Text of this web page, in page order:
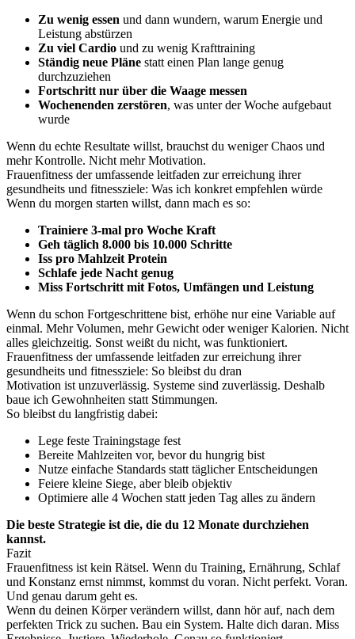
Zu wenig essen und dann wundern, warum Energie und
Leistung abstürzen
Zu viel Cardio und zu wenig Krafttraining
Ständig neue Pläne statt einen Plan lange genug
durchzuziehen
Fortschritt nur über die Waage messen
Wochenenden zerstören, was unter der Woche aufgebaut
wurde
Wenn du echte Resultate willst, brauchst du weniger Chaos und
mehr Kontrolle. Nicht mehr Motivation.
Frauenfitness der umfassende leitfaden zur erreichung ihrer
gesundheits und fitnessziele: Was ich konkret empfehlen würde
Wenn du morgen starten willst, dann mach es so:
Trainiere 3-mal pro Woche Kraft
Geh täglich 8.000 bis 10.000 Schritte
Iss pro Mahlzeit Protein
Schlafe jede Nacht genug
Miss Fortschritt mit Fotos, Umfängen und Leistung
Wenn du schon Fortgeschrittene bist, erhöhe nur eine Variable auf
einmal. Mehr Volumen, mehr Gewicht oder weniger Kalorien. Nicht
alles gleichzeitig. Sonst weißt du nicht, was funktioniert.
Frauenfitness der umfassende leitfaden zur erreichung ihrer
gesundheits und fitnessziele: So bleibst du dran
Motivation ist unzuverlässig. Systeme sind zuverlässig. Deshalb
baue ich Gewohnheiten statt Stimmungen.
So bleibst du langfristig dabei:
Lege feste Trainingstage fest
Bereite Mahlzeiten vor, bevor du hungrig bist
Nutze einfache Standards statt täglicher Entscheidungen
Feiere kleine Siege, aber bleib objektiv
Optimiere alle 4 Wochen statt jeden Tag alles zu ändern
Die beste Strategie ist die, die du 12 Monate durchziehen
kannst.
Fazit
Frauenfitness ist kein Rätsel. Wenn du Training, Ernährung, Schlaf
und Konstanz ernst nimmst, kommst du voran. Nicht perfekt. Voran.
Und genau darum geht es.
Wenn du deinen Körper verändern willst, dann hör auf, nach dem
perfekten Trick zu suchen. Bau ein System. Halte dich daran. Miss